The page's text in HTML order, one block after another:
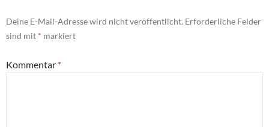
Deine E-Mail-Adresse wird nicht veröffentlicht. Erforderliche Felder
sind mit * markiert
Kommentar *